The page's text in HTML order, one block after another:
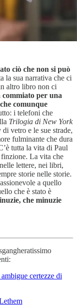
ciò che non si può
la sua narrativa che ci
altro libro non ci
commiato per una
comunque
i telefoni che
Trilogia di New York
vetro e le sue strade,
fulminante che dura
tutta la vita di Paul
La vita che
lettere, nei libri,
storie nelle storie.
a quello
che è stato è
che minuzie
certezze di